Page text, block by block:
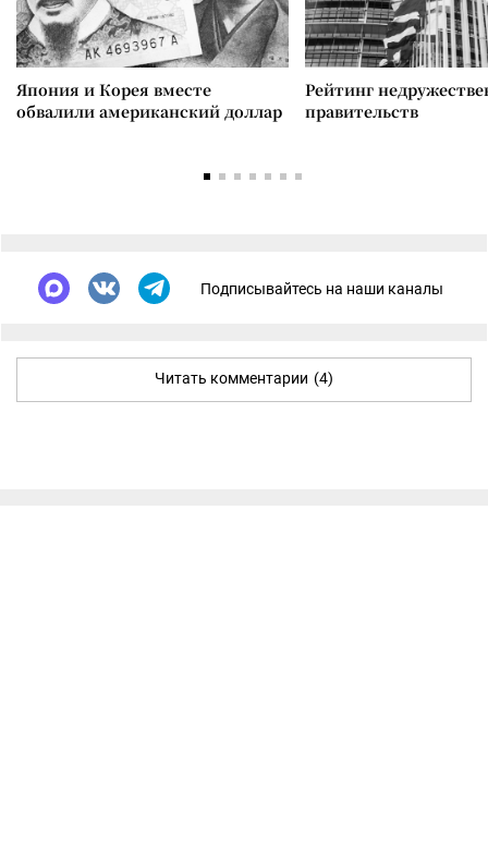
Япония и Корея вместе
обвалили американский доллар
Рейтинг
правительств
Подписывайтесь на наши каналы
Читать комментарии (4)